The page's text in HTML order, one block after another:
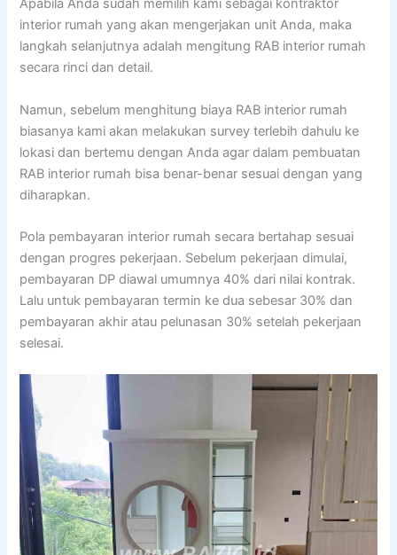
Apabila Anda sudah memilih kami sebagai kontraktor
interior rumah yang akan mengerjakan unit Anda, maka
langkah selanjutnya adalah mengitung RAB interior rumah
secara rinci dan detail.
Namun, sebelum menghitung biaya RAB interior rumah
biasanya kami akan melakukan survey terlebih dahulu ke
lokasi dan bertemu dengan Anda agar dalam pembuatan
RAB interior rumah bisa benar-benar sesuai dengan yang
diharapkan.
Pola pembayaran interior rumah secara bertahap sesuai
dengan progres pekerjaan. Sebelum pekerjaan dimulai,
pembayaran DP diawal umumnya 40% dari nilai kontrak.
Lalu untuk pembayaran termin ke dua sebesar 30% dan
pembayaran akhir atau pelunasan 30% setelah pekerjaan
selesai.